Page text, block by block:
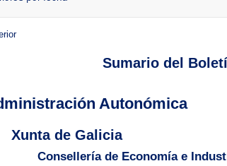
Sumario del
Autonómica
Xunta de Galicia
Consellería de Economía e